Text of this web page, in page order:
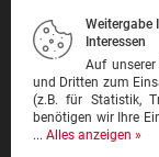
Mexikanisch
Nationalgericht
Orientalisch
Pasta
Weitergabe
Interessen
Auf
und Dritten zum
(z.B. für Statistik,
benötigen wir Ihre
... Alles anzeigen »